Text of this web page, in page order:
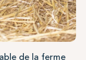
de la ferme